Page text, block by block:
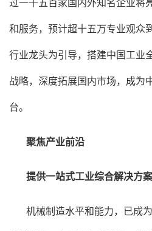
过一千五百家国内外知名企业将
和服务，预计超十五万专业观众
行业龙头为引导，搭建中国工业
战略，深度拓展国内市场，成为
台。
聚焦产业前沿
提供一站式工业综合解决方案
机械制造水平和能力，已成